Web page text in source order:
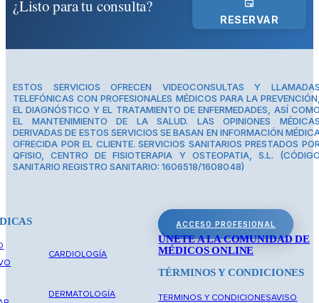
¿Listo para tu consulta?
RESERVAR
ESTOS SERVICIOS OFRECEN VIDEOCONSULTAS Y
TELEFÓNICAS CON PROFESIONALES MÉDICOS PARA LA
EL DIAGNÓSTICO Y EL TRATAMIENTO DE ENFERMEDADES, ASÍ
EL MANTENIMIENTO DE LA SALUD. LAS OPINIONES
DERIVADAS DE ESTOS SERVICIOS SE BASAN EN INFORMACIÓN
OFRECIDA POR EL CLIENTE. SERVICIOS SANITARIOS PRESTADOS
QFISIO, CENTRO DE FISIOTERAPIA Y OSTEOPATIA, S.L.
SANITARIO REGISTRO SANITARIO: 1606518/1608048)
CARDIOLOGÍA
DERMATOLOGÍA
ACCESO PROFESIONAL
ÚNETE A LA COMUNIDAD DE
MÉDICOS ONLINE
TÉRMINOS Y CONDICIONES
TERMINOS Y CONDICIONESAVISO